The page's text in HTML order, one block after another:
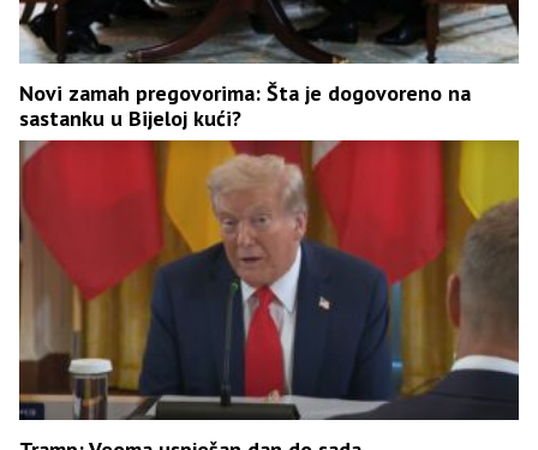
Novi zamah pregovorima: Šta je dogovoreno na
sastanku u Bijeloj kući?